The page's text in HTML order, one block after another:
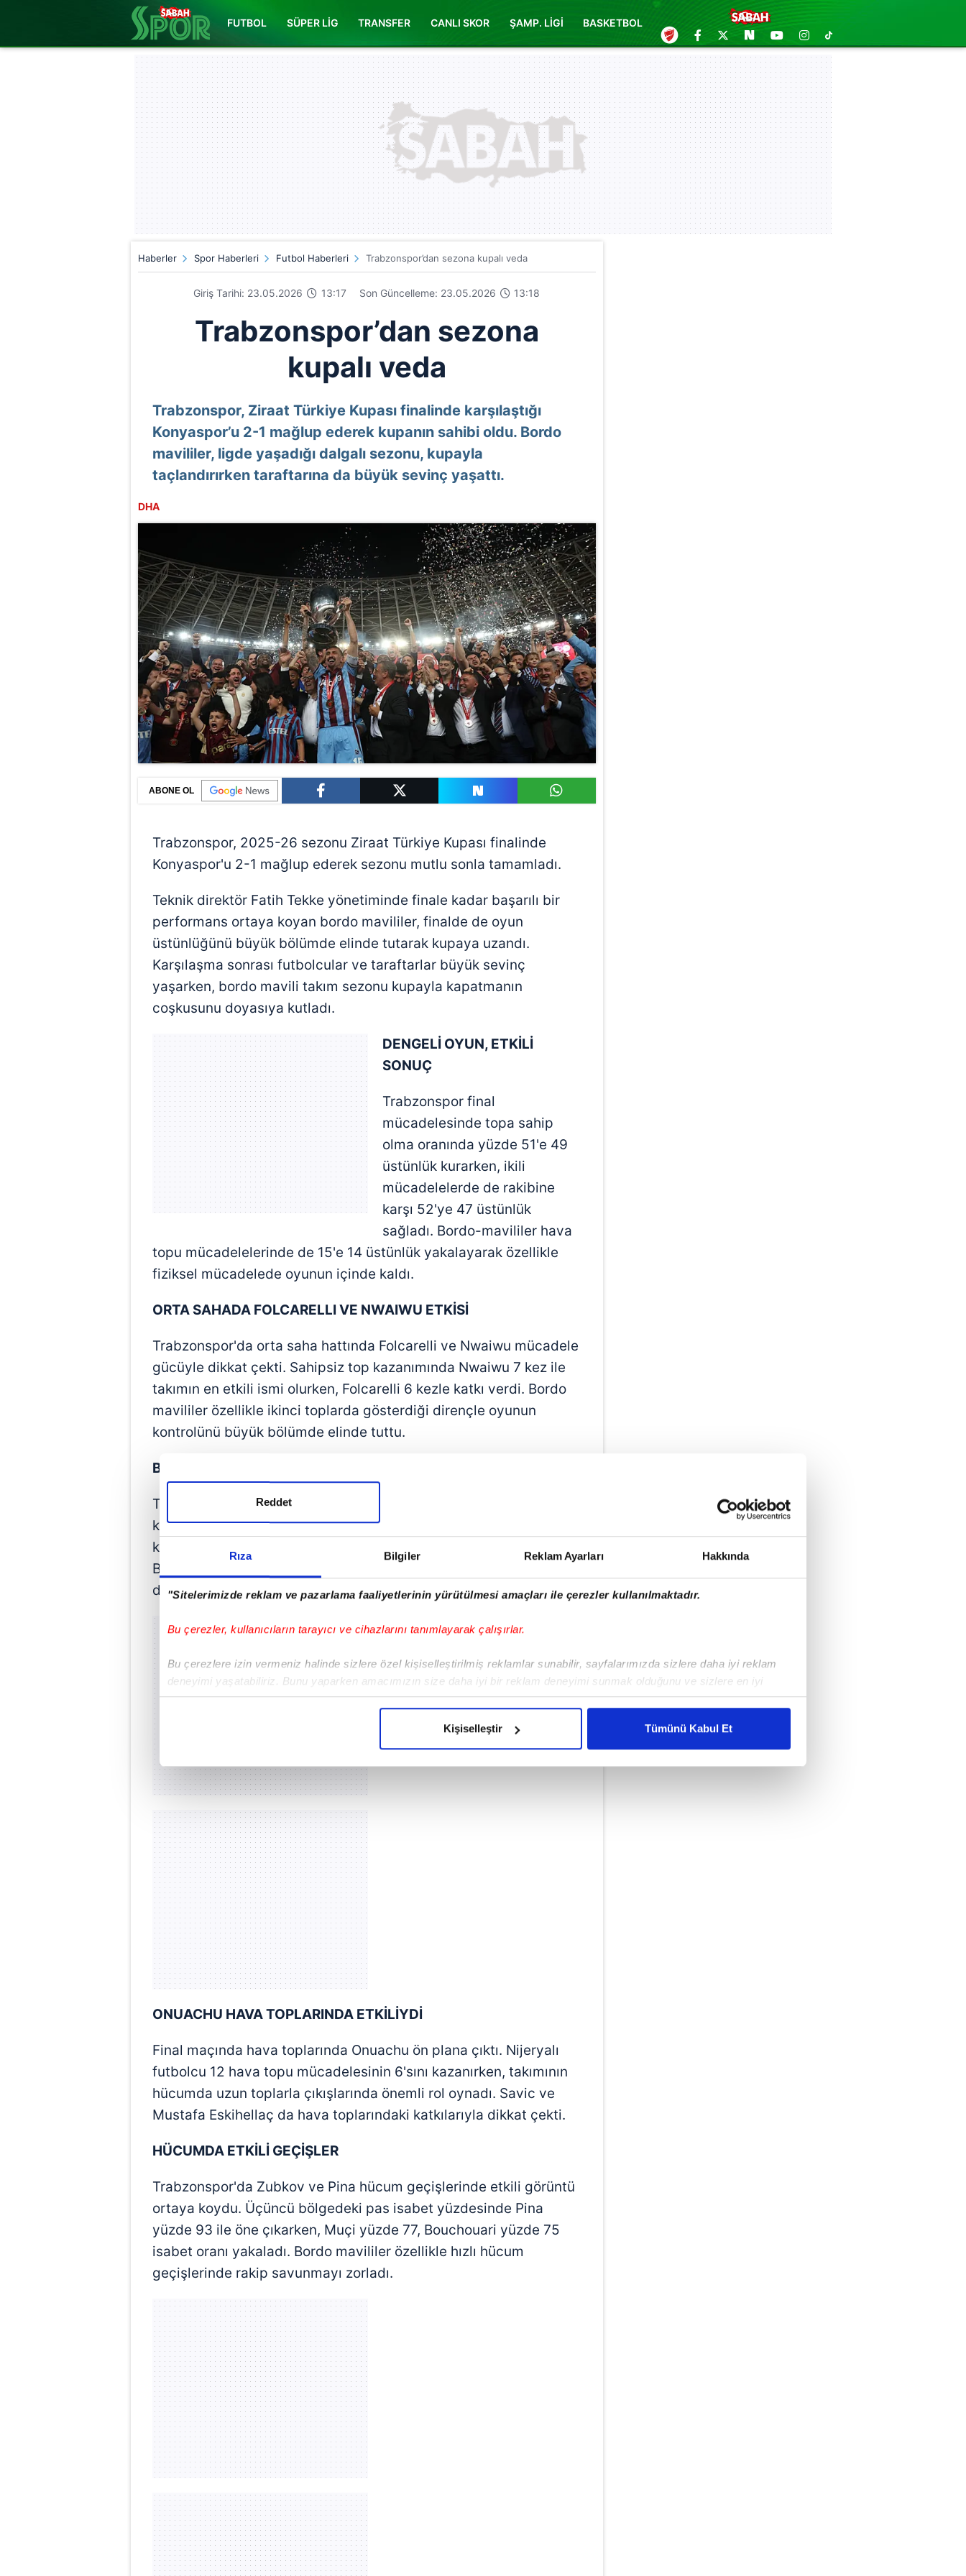
Rıza Bilgiler Reklam Ayarları Hakkında
"Sitelerimizde reklam ve pazarlama faaliyetlerinin yürütülmesi amaçları ile çerezler kullanılmaktadır.
Bu çerezler, kullanıcıların tarayıcı ve cihazlarını tanımlayarak çalışırlar.
Bu çerezlere izin vermeniz halinde sizlere özel kişiselleştirilmiş reklamlar sunabilir, sayfalarımızda sizlere daha iyi reklam
deneyimi yaşatabiliriz. Bunu yaparken amacımızın size daha iyi bir reklam deneyimi sunmak olduğunu ve sizlere en iyi
içerikleri sunabilmek adına elimizden gelen çabayı gösterdiğimizi ve bu noktada, reklamların maliyetlerimizi karşılamak
Her halükârda, kullanıcılar, bu çerezlere izin vermedikleri takdirde, kullanıcılara hedefli reklamlar gösterilmeyecektir."
Sizlere daha iyi bir hizmet sunabilmek için İnternet Sitemizde kendimize ve üçüncü kişilere ait çerezler kullanılmaktadır. Bu
amacıyla kullanılmaktadır. Diğer çerezler, sitemizin daha işlevsel kılınması ve kişiselleştirilmesi ve sizlere yönelik
reklam/pazarlama faaliyetlerinin yapılması, amaçlarıyla sınırlı olarak açık rızanız dahilinde kullanılacaktır.
Çerezlere ilişkin tercihlerinizi aşağıda yer alan panel vasıtasıyla belirleyebilirsiniz. Çerezlere ilişkin detaylı bilgi için Ayarlar
butonuna tıklayabilir, Çerez Bilgilendirme Metnimizi
6698 sayılı Kişisel Verilerin Korunması Kanunu uyarınca hazırlanmış Aydınlatma Metnimizi okumak ve sitemizde ilgili
mevzuata uygun olarak kullanılan çerezlerle ilgili bilgi almak için lütfen
Reddet
Kişiselleştir Tümünü Kabul Et
FUTBOL SÜPER LİG TRANSFER CANLI SKOR ŞAMP. LİGİ BASKETBOL
Haberler Spor Haberleri Futbol Haberleri Trabzonspor’dan sezona kupalı veda
Giriş Tarihi: 23.05.2026 13:17 Son Güncelleme: 23.05.2026 13:18
Trabzonspor’dan sezona
kupalı veda
Trabzonspor, Ziraat Türkiye Kupası finalinde karşılaştığı
Konyaspor’u 2-1 mağlup ederek kupanın sahibi oldu. Bordo
mavililer, ligde yaşadığı dalgalı sezonu, kupayla
taçlandırırken taraftarına da büyük sevinç yaşattı.
DHA
ABONE OL
Trabzonspor, 2025-26 sezonu Ziraat Türkiye Kupası finalinde
Konyaspor'u 2-1 mağlup ederek sezonu mutlu sonla tamamladı.
Teknik direktör Fatih Tekke yönetiminde finale kadar başarılı bir
performans ortaya koyan bordo mavililer, finalde de oyun
üstünlüğünü büyük bölümde elinde tutarak kupaya uzandı.
Karşılaşma sonrası futbolcular ve taraftarlar büyük sevinç
yaşarken, bordo mavili takım sezonu kupayla kapatmanın
coşkusunu doyasıya kutladı.
DENGELİ OYUN, ETKİLİ
SONUÇ
Trabzonspor final
mücadelesinde topa sahip
olma oranında yüzde 51'e 49
üstünlük kurarken, ikili
mücadelelerde de rakibine
karşı 52'ye 47 üstünlük
sağladı. Bordo-mavililer hava
topu mücadelelerinde de 15'e 14 üstünlük yakalayarak özellikle
fiziksel mücadelede oyunun içinde kaldı.
ORTA SAHADA FOLCARELLI VE NWAIWU ETKİSİ
Trabzonspor'da orta saha hattında Folcarelli ve Nwaiwu mücadele
gücüyle dikkat çekti. Sahipsiz top kazanımında Nwaiwu 7 kez ile
takımın en etkili ismi olurken, Folcarelli 6 kezle katkı verdi. Bordo
mavililer özellikle ikinci toplarda gösterdiği dirençle oyunun
kontrolünü büyük bölümde elinde tuttu.
BOUCHOUARI VE MUÇİ SAVUNMADA DA ÖNE ÇIKTI
Top kapma istatistiklerinde Bouchouari yüzde 100 başarıyla 4 top
kazanırken, Muçi de hem hücumdaki hareketliliği hem de savunma
katkısıyla dikkat çekti. Pas aralarında Savic, Folcarelli, Zubkov ve
Bouchouari'nin katkısı Trabzonspor'un geçiş oyunlarında rakibini
durdurmasını sağladı.
ONUACHU HAVA TOPLARINDA ETKİLİYDİ
Final maçında hava toplarında Onuachu ön plana çıktı. Nijeryalı
futbolcu 12 hava topu mücadelesinin 6'sını kazanırken, takımının
hücumda uzun toplarla çıkışlarında önemli rol oynadı. Savic ve
Mustafa Eskihellaç da hava toplarındaki katkılarıyla dikkat çekti.
HÜCUMDA ETKİLİ GEÇİŞLER
Trabzonspor'da Zubkov ve Pina hücum geçişlerinde etkili görüntü
ortaya koydu. Üçüncü bölgedeki pas isabet yüzdesinde Pina
yüzde 93 ile öne çıkarken, Muçi yüzde 77, Bouchouari yüzde 75
isabet oranı yakaladı. Bordo mavililer özellikle hızlı hücum
geçişlerinde rakip savunmayı zorladı.